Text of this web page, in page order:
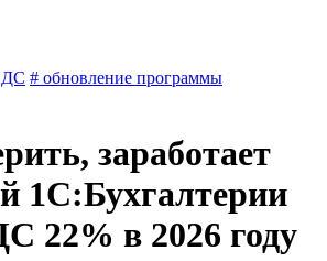
# обновление программы
заработает
1С:Бухгалтерии
22% в 2026 году